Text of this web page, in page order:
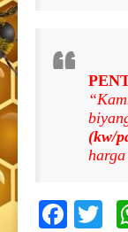
(kw/